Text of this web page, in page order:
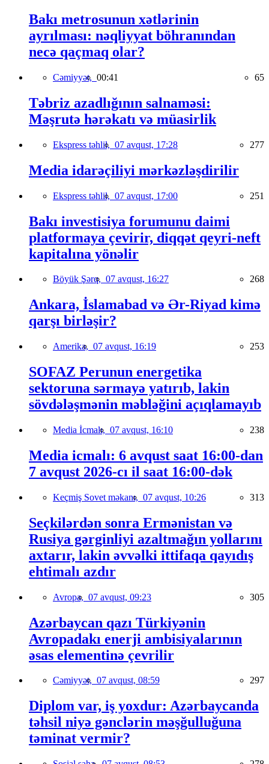
Bakı metrosunun xətlərinin
ayrılması: nəqliyyat böhranından
necə qaçmaq olar?
Cəmiyyət, 00:41 65
Təbriz azadlığının salnaməsi:
Məşrutə hərəkatı və müasirlik
Ekspress təhlil, 07 avqust, 17:28 277
Media idarəçiliyi mərkəzləşdirilir
Ekspress təhlil, 07 avqust, 17:00 251
Bakı investisiya forumunu daimi
platformaya çevirir, diqqət qeyri-neft
kapitalına yönəlir
Böyük Şərq, 07 avqust, 16:27 268
Ankara, İslamabad və Ər-Riyad kimə
qarşı birləşir?
Amerika, 07 avqust, 16:19 253
SOFAZ Perunun energetika
sektoruna sərmayə yatırıb, lakin
sövdələşmənin məbləğini açıqlamayıb
Media İcmalı, 07 avqust, 16:10 238
Media icmalı: 6 avqust saat 16:00-dan
7 avqust 2026-cı il saat 16:00-dək
Keçmiş Sovet məkanı, 07 avqust, 10:26 313
Seçkilərdən sonra Ermənistan və
Rusiya gərginliyi azaltmağın yollarını
axtarır, lakin əvvəlki ittifaqa qayıdış
ehtimalı azdır
Avropa, 07 avqust, 09:23 305
Azərbaycan qazı Türkiyənin
Avropadakı enerji ambisiyalarının
əsas elementinə çevrilir
Cəmiyyət, 07 avqust, 08:59 297
Diplom var, iş yoxdur: Azərbaycanda
təhsil niyə gənclərin məşğulluğuna
təminat vermir?